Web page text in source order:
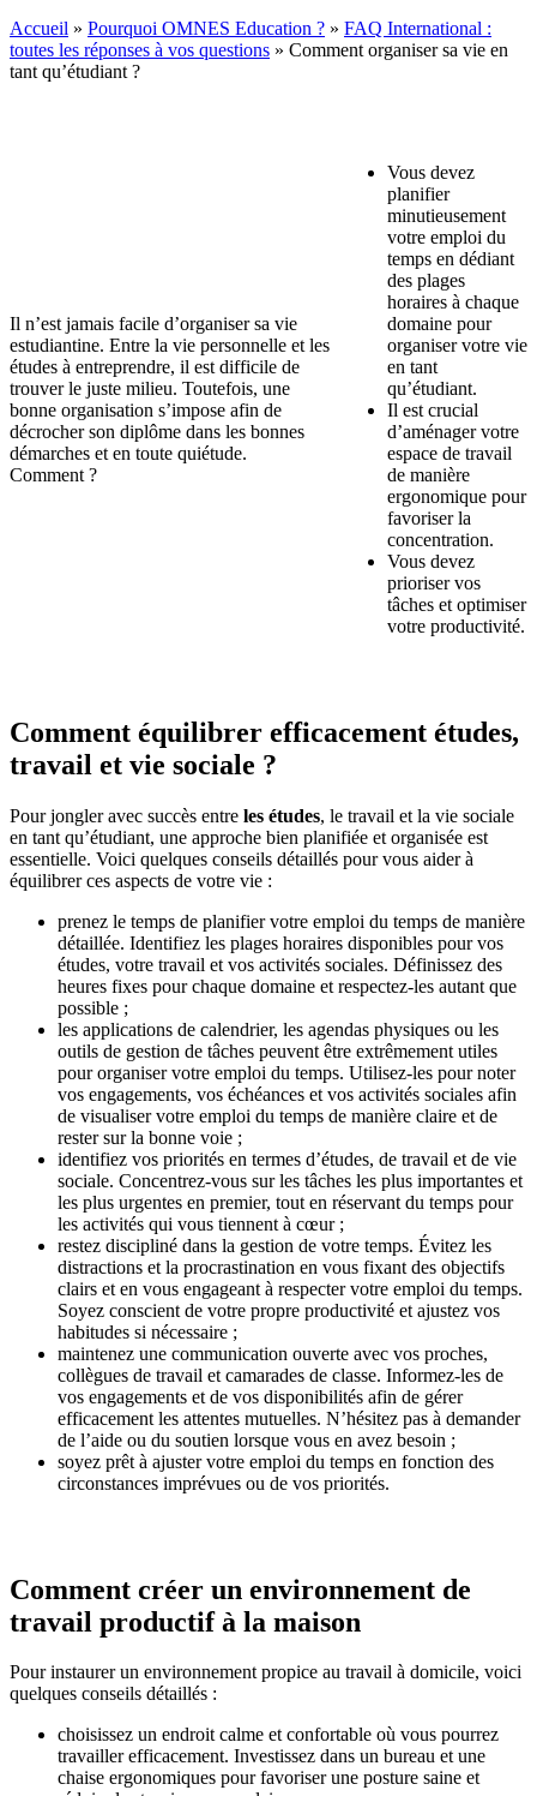
Accueil » Pourquoi OMNES Education ? » FAQ International :
toutes les réponses à vos questions » Comment organiser sa vie en
tant qu’étudiant ?
Il n’est jamais facile d’organiser sa vie
estudiantine. Entre la vie personnelle et les
études à entreprendre, il est difficile de
trouver le juste milieu. Toutefois, une
bonne organisation s’impose afin de
décrocher son diplôme dans les bonnes
démarches et en toute quiétude.
Comment ?
Vous devez
planifier
minutieusement
votre emploi du
temps en dédiant
des plages
horaires à chaque
domaine pour
organiser votre vie
en tant
qu’étudiant.
Il est crucial
d’aménager votre
espace de travail
de manière
ergonomique pour
favoriser la
concentration.
Vous devez
prioriser vos
tâches et optimiser
votre productivité.
Comment équilibrer efficacement études,
travail et vie sociale ?
Pour jongler avec succès entre les études, le travail et la vie sociale
en tant qu’étudiant, une approche bien planifiée et organisée est
essentielle. Voici quelques conseils détaillés pour vous aider à
équilibrer ces aspects de votre vie :
prenez le temps de planifier votre emploi du temps de manière
détaillée. Identifiez les plages horaires disponibles pour vos
études, votre travail et vos activités sociales. Définissez des
heures fixes pour chaque domaine et respectez-les autant que
possible ;
les applications de calendrier, les agendas physiques ou les
outils de gestion de tâches peuvent être extrêmement utiles
pour organiser votre emploi du temps. Utilisez-les pour noter
vos engagements, vos échéances et vos activités sociales afin
de visualiser votre emploi du temps de manière claire et de
rester sur la bonne voie ;
identifiez vos priorités en termes d’études, de travail et de vie
sociale. Concentrez-vous sur les tâches les plus importantes et
les plus urgentes en premier, tout en réservant du temps pour
les activités qui vous tiennent à cœur ;
restez discipliné dans la gestion de votre temps. Évitez les
distractions et la procrastination en vous fixant des objectifs
clairs et en vous engageant à respecter votre emploi du temps.
Soyez conscient de votre propre productivité et ajustez vos
habitudes si nécessaire ;
maintenez une communication ouverte avec vos proches,
collègues de travail et camarades de classe. Informez-les de
vos engagements et de vos disponibilités afin de gérer
efficacement les attentes mutuelles. N’hésitez pas à demander
de l’aide ou du soutien lorsque vous en avez besoin ;
soyez prêt à ajuster votre emploi du temps en fonction des
circonstances imprévues ou de vos priorités.
Comment créer un environnement de
travail productif à la maison
Pour instaurer un environnement propice au travail à domicile, voici
quelques conseils détaillés :
choisissez un endroit calme et confortable où vous pourrez
travailler efficacement. Investissez dans un bureau et une
chaise ergonomiques pour favoriser une posture saine et